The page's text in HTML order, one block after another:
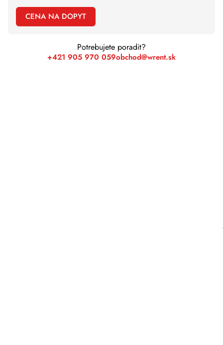
CENA NA DOPYT
Potrebujete poradit?
+421 905 970 059obchod@wrent.sk